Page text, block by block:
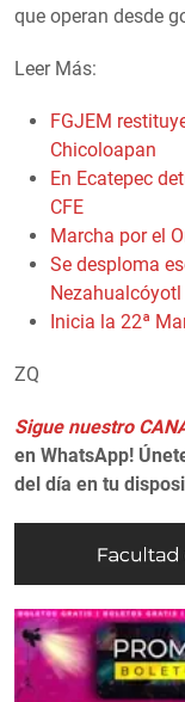
que operan desde
Leer Más:
FGJEM
Chicoloapan
En Ecatepec
CFE
Marcha por el
Se desploma
Nezahualcóyotl
Inicia la 22ª
ZQ
Sigue nuestro
en WhatsApp!
del día en tu